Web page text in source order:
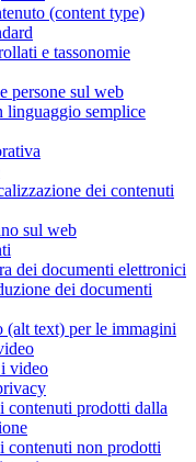
(content type)
e tassonomie
persone sul web
linguaggio semplice
dei contenuti
sul web
dei documenti elettronici
dei documenti
(alt text) per le immagini
video
contenuti prodotti dalla
contenuti non prodotti